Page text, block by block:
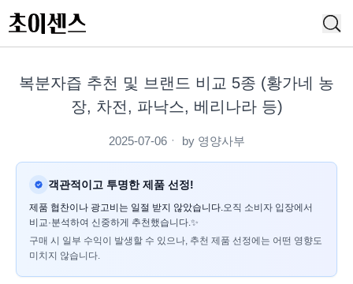
복분자즙 추천 및 브랜드 비교 5종 (황가네 농
장, 차전, 파낙스, 베리나라 등)
2025-07-06ㆍ by 영양사부
객관적이고 투명한 제품 선정!
제품 협찬이나 광고비는 일절 받지 않았습니다.오직 소비자 입장에서
비교·분석하여 신중하게 추천했습니다.✨
구매 시 일부 수익이 발생할 수 있으나, 추천 제품 선정에는 어떤 영향도
미치지 않습니다.